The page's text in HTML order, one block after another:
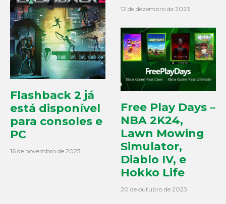
Flashback 2 já
está disponível
para consoles e
PC
16 de novembro de 2023
12 de dezembro de 2023
Free Play Days –
NBA 2K24,
Lawn Mowing
Simulator,
Diablo IV, e
Hokko Life
20 de outubro de 2023